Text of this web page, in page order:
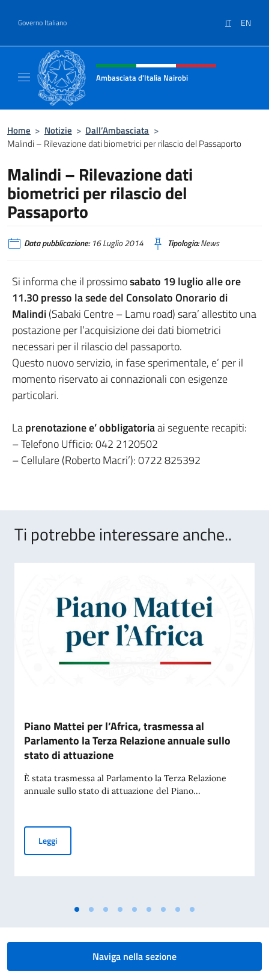
Governo Italiano IT EN
Intestazione sito, social e menù
Ambasciata d'Italia Nairobi
Home > Notizie > Dall’Ambasciata >
Malindi – Rilevazione dati biometrici per rilascio del Passaporto
Malindi – Rilevazione dati
biometrici per rilascio del
Passaporto
Data pubblicazione:16 Luglio 2014 Tipologia:News
Si informa che il prossimosabato 19 luglio alle ore
11.30 presso la sede del Consolato Onorario di
Malindi(Sabaki Centre – Lamu road) sara’ allestito una
postazione per l’acquisizione dei dati biometrici
necessari per il rilascio del passaporto.
Questo nuovo servizio, in fase sperimentale, e’ per il
momento riservato ai connazionali con esigenze
particolari.
Laprenotazione e’ obbligatoriaai seguente recapiti:
– Telefono Ufficio: 042 2120502
– Cellulare (Roberto Macri’): 0722 825392
Ti potrebbe interessare anche..
Piano Mattei per l’Africa, trasmessa al
Parlamento la Terza Relazione annuale sullo
stato di attuazione
È stata trasmessa al Parlamento la Terza Relazione
annuale sullo stato di attuazione del Piano...
LeggiPiano Mattei per l’Africa, trasmessa al Parlamento la
Naviga nella sezione